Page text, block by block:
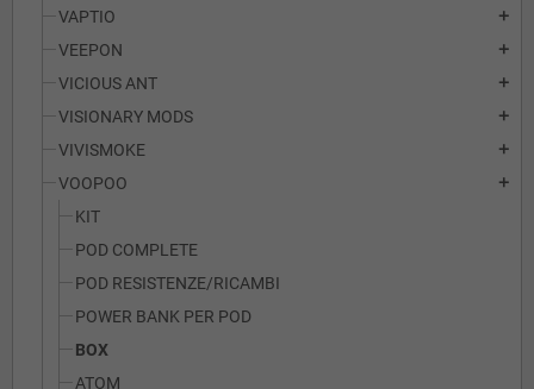
VAPTIO add
VEEPON add
VICIOUS ANT add
VISIONARY MODS add
VIVISMOKE add
VOOPOO add
KIT
POD COMPLETE
POD RESISTENZE/RICAMBI
POWER BANK PER POD
BOX
ATOM